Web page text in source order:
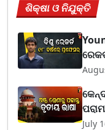
ଶିକ୍ଷା ଓ ନିଯୁକ୍ତି
July